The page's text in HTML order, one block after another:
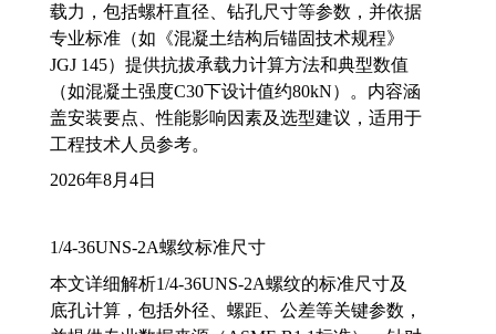
载力，包括螺杆直径、钻孔尺寸等参数，并依据
专业标准（如《混凝土结构后锚固技术规程》
JGJ 145）提供抗拔承载力计算方法和典型数值
（如混凝土强度C30下设计值约80kN）。内容涵
盖安装要点、性能影响因素及选型建议，适用于
工程技术人员参考。
2026年8月4日
1/4-36UNS-2A螺纹标准尺寸
本文详细解析1/4-36UNS-2A螺纹的标准尺寸及
底孔计算，包括外径、螺距、公差等关键参数，